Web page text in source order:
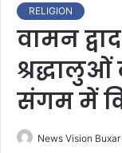
RELIGION
वामन
श्रद्धालुओं
संगम में
News Vision Buxar